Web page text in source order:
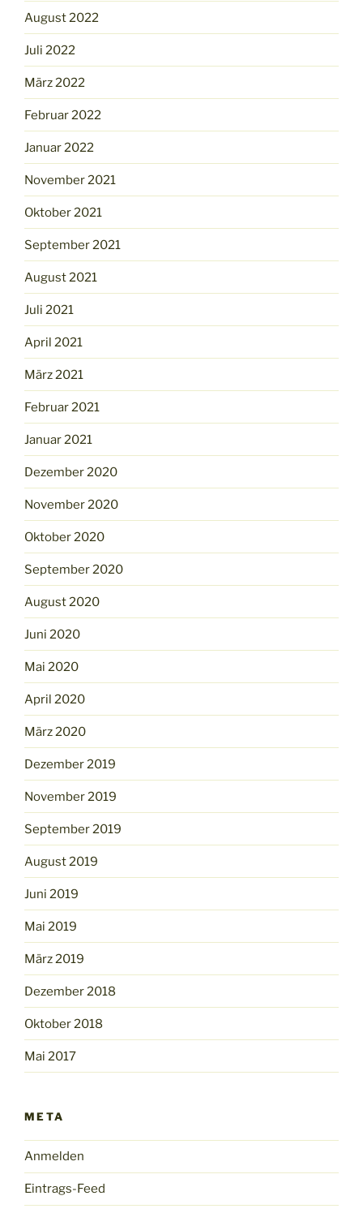
August 2022
Juli 2022
März 2022
Februar 2022
Januar 2022
November 2021
Oktober 2021
September 2021
August 2021
Juli 2021
April 2021
März 2021
Februar 2021
Januar 2021
Dezember 2020
November 2020
Oktober 2020
September 2020
August 2020
Juni 2020
Mai 2020
April 2020
März 2020
Dezember 2019
November 2019
September 2019
August 2019
Juni 2019
Mai 2019
März 2019
Dezember 2018
Oktober 2018
Mai 2017
META
Anmelden
Eintrags-Feed